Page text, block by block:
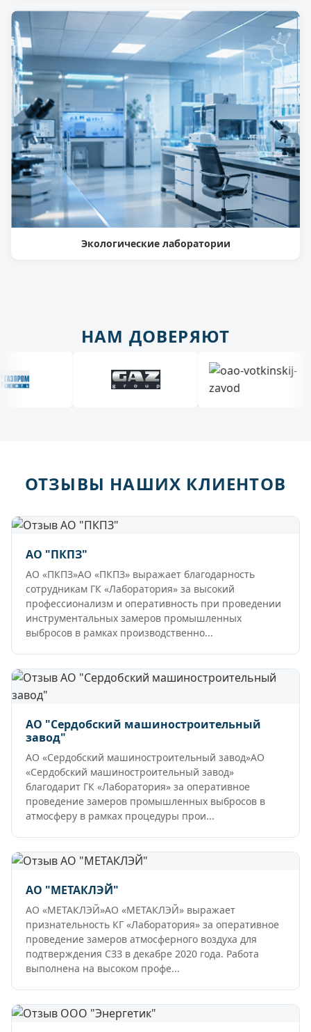
Экологические лаборатории
НАМ ДОВЕРЯЮТ
ОТЗЫВЫ НАШИХ КЛИЕНТОВ
АО "ПКПЗ"
АО «ПКПЗ»АО «ПКПЗ» выражает благодарность
сотрудникам ГК «Лаборатория» за высокий
профессионализм и оперативность при проведении
инструментальных замеров промышленных
выбросов в рамках производственно...
АО "Сердобский машиностроительный
завод"
АО «Сердобский машиностроительный завод»АО
«Сердобский машиностроительный завод»
благодарит ГК «Лаборатория» за оперативное
проведение замеров промышленных выбросов в
атмосферу в рамках процедуры прои...
АО "МЕТАКЛЭЙ"
АО «МЕТАКЛЭЙ»АО «МЕТАКЛЭЙ» выражает
признательность КГ «Лаборатория» за оперативное
проведение замеров атмосферного воздуха для
подтверждения СЗЗ в декабре 2020 года. Работа
выполнена на высоком профе...